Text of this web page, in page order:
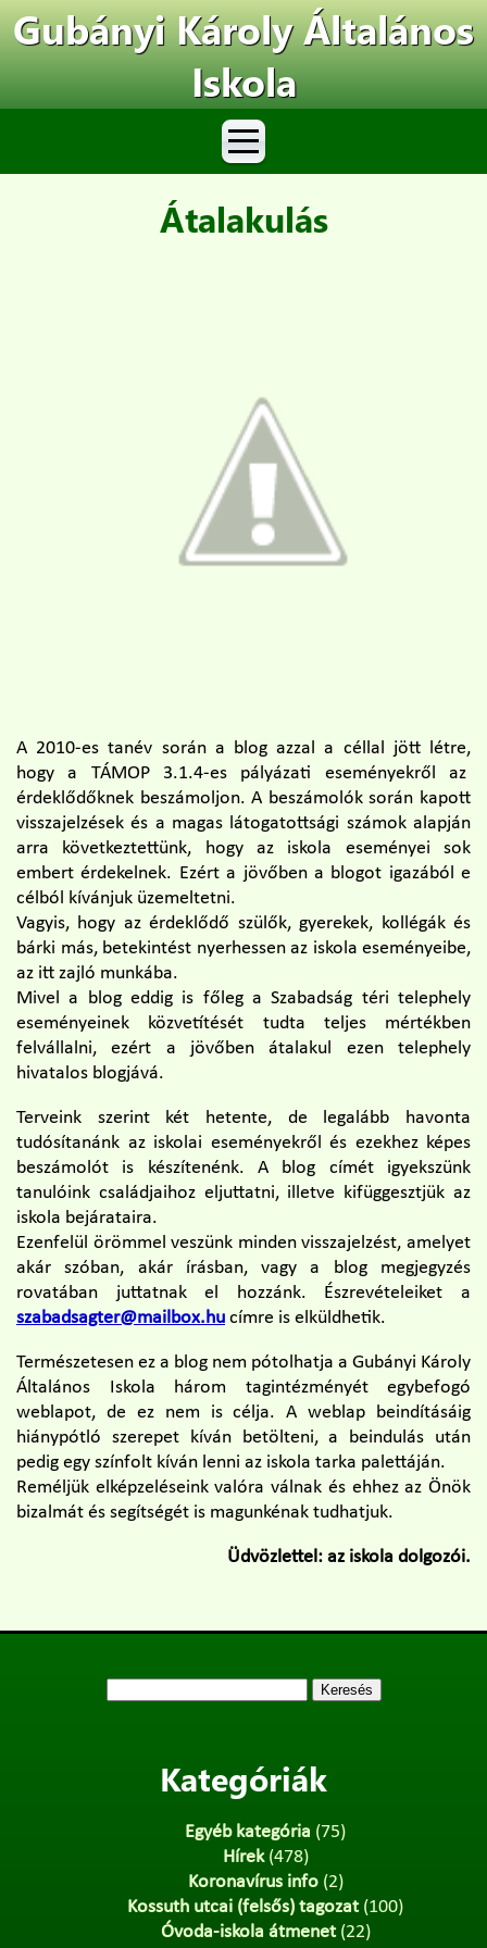
Gubányi Károly Általános
Iskola
Átalakulás
A 2010-es tanév során a blog azzal a céllal jött létre,
hogy a TÁMOP 3.1.4-es pályázati eseményekről az
érdeklődőknek beszámoljon. A beszámolók során kapott
visszajelzések és a magas látogatottsági számok alapján
arra következtettünk, hogy az iskola eseményei sok
embert érdekelnek. Ezért a jövőben a blogot igazából e
célból kívánjuk üzemeltetni.
Vagyis, hogy az érdeklődő szülők, gyerekek, kollégák és
bárki más, betekintést nyerhessen az iskola eseményeibe,
az itt zajló munkába.
Mivel a blog eddig is főleg a Szabadság téri telephely
eseményeinek közvetítését tudta teljes mértékben
felvállalni, ezért a jövőben átalakul ezen telephely
hivatalos blogjává.
Terveink szerint két hetente, de legalább havonta
tudósítanánk az iskolai eseményekről és ezekhez képes
beszámolót is készítenénk. A blog címét igyekszünk
tanulóink családjaihoz eljuttatni, illetve kifüggesztjük az
iskola bejárataira.
Ezenfelül örömmel veszünk minden visszajelzést, amelyet
akár szóban, akár írásban, vagy a blog megjegyzés
rovatában juttatnak el hozzánk. Észrevételeiket a
szabadsagter@mailbox.hu címre is elküldhetik.
Természetesen ez a blog nem pótolhatja a Gubányi Károly
Általános Iskola három tagintézményét egybefogó
weblapot, de ez nem is célja. A weblap beindításáig
hiánypótló szerepet kíván betölteni, a beindulás után
pedig egy színfolt kíván lenni az iskola tarka palettáján.
Reméljük elképzeléseink valóra válnak és ehhez az Önök
bizalmát és segítségét is magunkénak tudhatjuk.
Üdvözlettel: az iskola dolgozói.
Kategóriák
Egyéb kategória (75)
Hírek(478)
Koronavírus info(2)
Kossuth utcai (felsős) tagozat(100)
Óvoda-iskola átmenet(22)